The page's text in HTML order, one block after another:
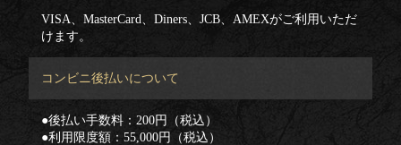
VISA、MasterCard、Diners、JCB、AMEXがご利用いただ
けます。
コンビニ後払いについて
●後払い手数料：200円（税込）
●利用限度額：55,000円（税込）